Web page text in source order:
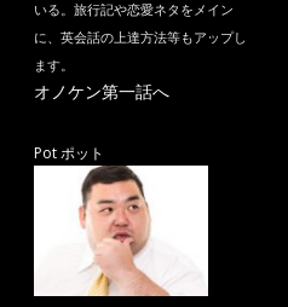
いる。旅行記や恋愛ネタをメイン
に、英会話の上達方法等もアップし
ます。
オノケン第一話へ
Pot ポット